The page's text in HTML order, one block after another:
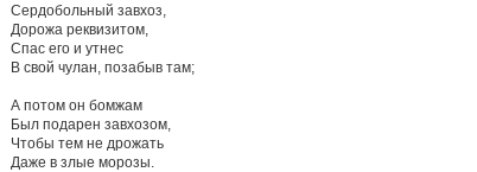
Сердобольный завхоз,
Дорожа реквизитом,
Спас его и утнес
В свой чулан, позабыв там;
А потом он бомжам
Был подарен завхозом,
Чтобы тем не дрожать
Даже в злые морозы.